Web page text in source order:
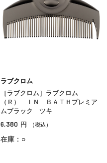
ラブクロム
［ラブクロム］ラブクロム
（Ｒ） ＩＮ ＢＡＴＨプレミア
ムブラック ツキ
6,380 円 （税込）
在庫：○